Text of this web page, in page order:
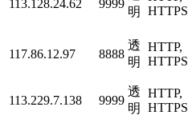
113.128.24.62 9999
明
HTTPS
117.86.12.97 8888
透
明
HTTP,
HTTPS
113.229.7.138 9999
透
明
HTTP,
HTTPS